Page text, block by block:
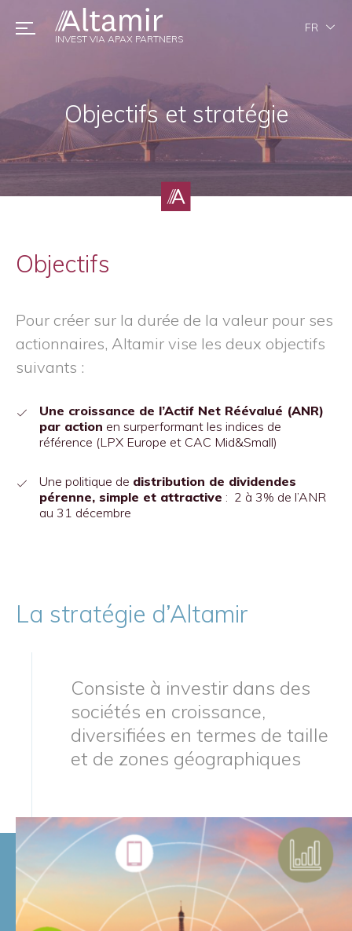
Objectifs et stratégie
Objectifs
Pour créer sur la durée de la valeur pour ses
actionnaires, Altamir vise les deux objectifs
suivants :
Une croissance de l’Actif Net Réévalué (ANR)
par action en surperformant les indices de
référence (LPX Europe et CAC Mid&Small)
Une politique de distribution de dividendes
pérenne, simple et attractive : 2 à 3% de l’ANR
au 31 décembre
La stratégie d’Altamir
Consiste à investir dans des
sociétés en croissance,
diversifiées en termes de taille
et de zones géographiques
INVEST VIA APAX PARTNERS
FR